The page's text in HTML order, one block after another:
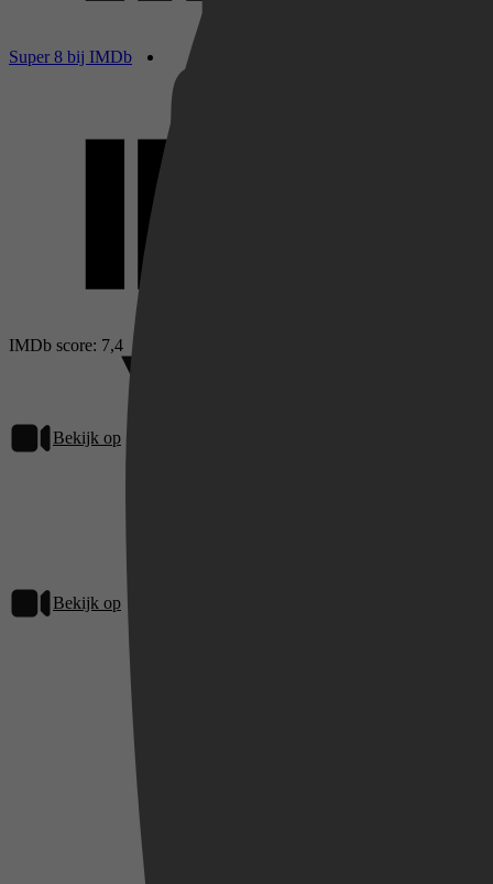
Super 8 bij IMDb
IMDb score: 7,4
Bekijk op
Bekijk op